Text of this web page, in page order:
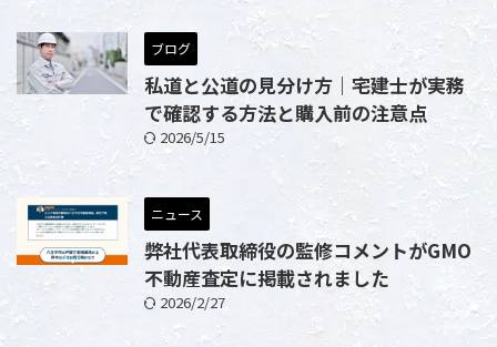
ブログ
私道と公道の見分け方｜宅建士が実務
で確認する方法と購入前の注意点
2026/5/15
ニュース
弊社代表取締役の監修コメントがGMO
不動産査定に掲載されました
2026/2/27